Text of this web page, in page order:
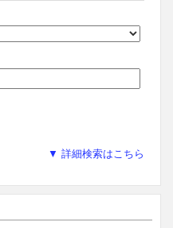
▼ 詳細検索はこちら